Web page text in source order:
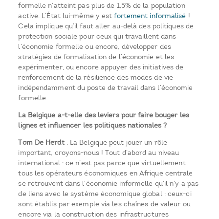
formelle n’atteint pas plus de 1,5% de la population
active. L’État lui-même y estfortement informalisé !
Cela implique qu’il faut aller au-delà des politiques de
protection sociale pour ceux qui travaillent dans
l’économie formelle ou encore, développer des
stratégies de formalisation de l’économie et les
expérimenter, ou encore appuyer des initiatives de
renforcement de la résilience des modes de vie
indépendamment du poste de travail dans l’économie
formelle.
La Belgique a-t-elle des leviers pour faire bouger les
lignes et influencer les politiques nationales ?
Tom De Herdt : La Belgique peut jouer un rôle
important, croyons-nous ! Tout d’abord au niveau
international : ce n’est pas parce que virtuellement
tous les opérateurs économiques en Afrique centrale
se retrouvent dans l’économie informelle qu’il n’y a pas
de liens avec le système économique global : ceux-ci
sont établis par exemple via les chaînes de valeur ou
encore via la construction des infrastructures